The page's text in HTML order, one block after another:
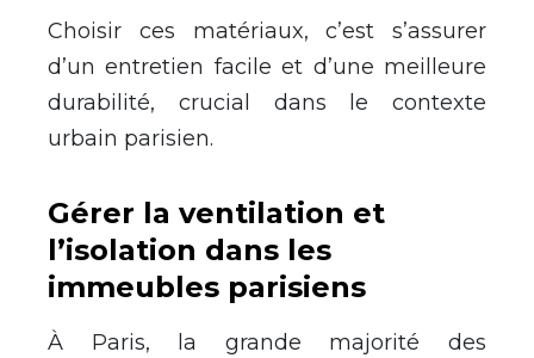
Choisir ces matériaux, c’est s’assurer
d’un entretien facile et d’une meilleure
durabilité, crucial dans le contexte
urbain parisien.
Gérer la ventilation et
l’isolation dans les
immeubles parisiens
À Paris, la grande majorité des